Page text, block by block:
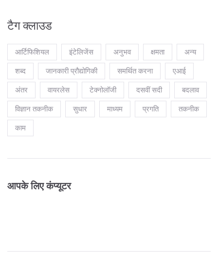
टैग क्लाउड
आर्टिफिशियल इंटेलिजेंस अनुभव क्षमता अन्य
शब्द जानकारी प्रौद्योगिकी समर्थित करना एआई
अंतर वायरलेस टेक्नोलॉजी दसवीं सदी बदलाव
विज्ञान तकनीक सुधार माध्यम प्रगति तकनीक
काम
आपके लिए कंप्यूटर